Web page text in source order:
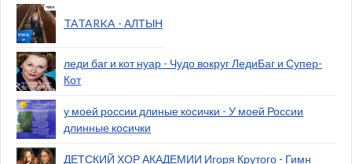
TATARKA - АЛТЫН
леди баг и кот нуар - Чудо вокруг ЛедиБаг и Супер-
Кот
у моей россии длиные косички - У моей России
длинные косички
ДЕТСКИЙ ХОР АКАДЕМИИ Игоря Крутого - Гимн